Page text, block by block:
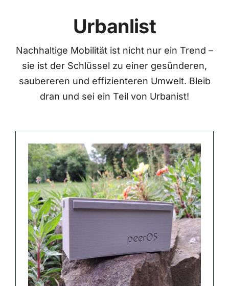
Urbanlist
Nachhaltige Mobilität ist nicht nur ein Trend –
sie ist der Schlüssel zu einer gesünderen,
saubereren und effizienteren Umwelt. Bleib
dran und sei ein Teil von Urbanist!